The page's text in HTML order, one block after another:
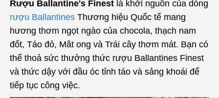
Rượu Ballantine's Finest là khởi nguồn của dòng
rượu Ballantines Thương hiệu Quốc tế mang
hương thơm ngọt ngào của chocola, thạch nam
đốt, Táo đỏ, Mât ong và Trái cây thơm mát. Bạn có
thể thoả sức thưởng thức rượu Ballantines Finest
và thức dậy với đầu óc tỉnh táo và sảng khoái để
tiếp tục công việc.